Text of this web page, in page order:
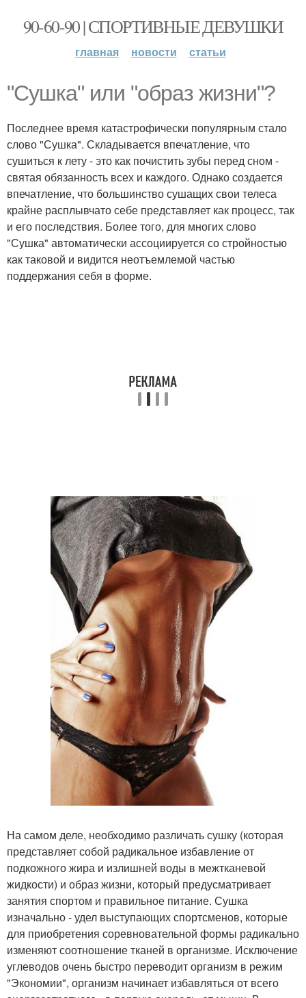
90-60-90 | СПОРТИВНЫЕ ДЕВУШКИ
главная новости статьи
"Сушка" или "образ жизни"?
Последнее время катастрофически популярным стало
слово "Сушка". Складывается впечатление, что
сушиться к лету - это как почистить зубы перед сном -
святая обязанность всех и каждого. Однако создается
впечатление, что большинство сушащих свои телеса
крайне расплывчато себе представляет как процесс, так
и его последствия. Более того, для многих слово
"Сушка" автоматически ассоциируется со стройностью
как таковой и видится неотъемлемой частью
поддержания себя в форме.
На самом деле, необходимо различать сушку (которая
представляет собой радикальное избавление от
подкожного жира и излишней воды в межтканевой
жидкости) и образ жизни, который предусматривает
занятия спортом и правильное питание. Сушка
изначально - удел выступающих спортсменов, которые
для приобретения соревновательной формы радикально
изменяют соотношение тканей в организме. Исключение
углеводов очень быстро переводит организм в режим
"Экономии", организм начинает избавляться от всего